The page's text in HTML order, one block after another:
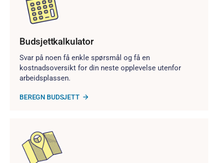
Budsjettkalkulator
Svar på noen få enkle spørsmål og få en
kostnadsoversikt for din neste opplevelse utenfor
arbeidsplassen.
BEREGN BUDSJETT